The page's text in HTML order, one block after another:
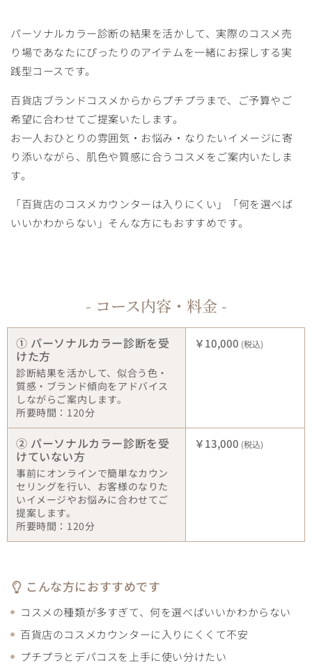
パーソナルカラー診断の結果を活かして、実際のコスメ売
り場であなたにぴったりのアイテムを一緒にお探しする実
践型コースです。
百貨店ブランドコスメからからプチプラまで、ご予算やご
希望に合わせてご提案いたします。
お一人おひとりの雰囲気・お悩み・なりたいイメージに寄
り添いながら、肌色や質感に合うコスメをご案内いたしま
す。
「百貨店のコスメカウンターは入りにくい」「何を選べば
いいかわからない」そんな方にもおすすめです。
- コース内容・料金 -
① パーソナルカラー診断を受
けた方
診断結果を活かして、似合う色・
質感・ブランド傾向をアドバイス
しながらご案内します。
所要時間：120分
￥10,000 (税込)
② パーソナルカラー診断を受
けていない方
事前にオンラインで簡単なカウン
セリングを行い、お客様のなりた
いイメージやお悩みに合わせてご
提案します。
所要時間：120分
￥13,000 (税込)
こんな方におすすめです
コスメの種類が多すぎて、何を選べばいいかわからない
百貨店のコスメカウンターに入りにくくて不安
プチプラとデパコスを上手に使い分けたい